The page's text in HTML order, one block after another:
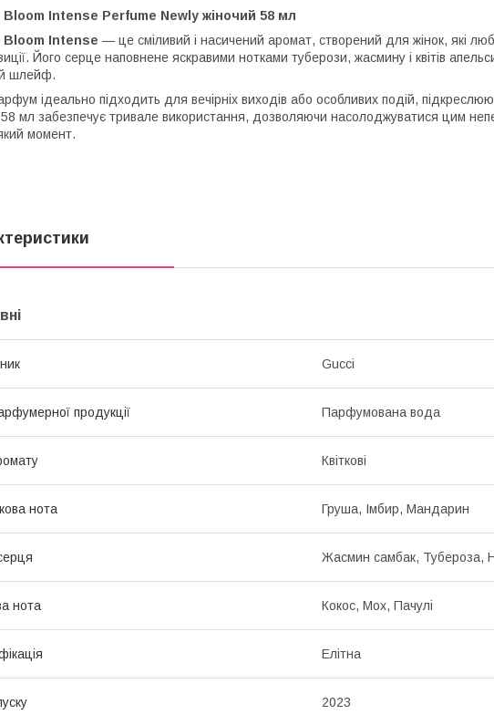
Bloom Intense Perfume Newly жіночий 58 мл
Bloom Intense — це сміливий і насичений аромат, створений для жінок, які
Його серце наповнене яскравими нотками туберози, жасмину і квітів
шлейф.
ідеально підходить для вечірніх виходів або особливих подій,
мл забезпечує тривале використання, дозволяючи насолоджуватися цим
момент.
Gucci
продукції Парфумована вода
Квіткові
нота Груша, Імбир, Мандарин
Жасмин самбак, Тубероза,
нота Кокос, Мох, Пачулі
Елітна
2023